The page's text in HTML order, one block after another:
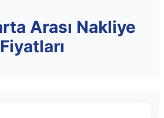
Arası Nakliye
Fiyatları